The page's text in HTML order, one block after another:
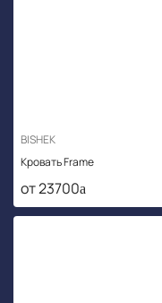
BISHEK
Кровать Frame
от 23700